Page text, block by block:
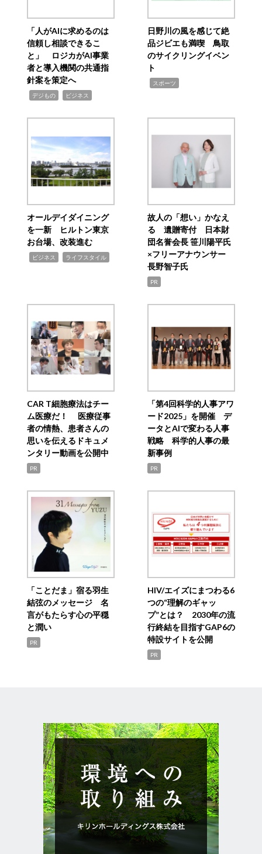
「人がAIに求めるのは
信頼し相談できるこ
と」 ロジカがAI事業
者と導入機関の共通指
針案を策定へ
デジもの ビジネス
日野川の風を感じて絶
品ジビエも満喫 鳥取
のサイクリングイベン
ト
スポーツ
オールデイダイニング
を一新 ヒルトン東京
お台場、改装進む
ビジネス ライフスタイル
故人の「想い」かなえ
る 遺贈寄付 日本財
団名誉会長 笹川陽平氏
×フリーアナウンサー
長野智子氏
PR
CAR T細胞療法はチー
ム医療だ！ 医療従事
者の情熱、患者さんの
思いを伝えるドキュメ
ンタリー動画を公開中
PR
「第4回科学的人事アワ
ード2025」を開催 デ
ータとAIで変わる人事
戦略 科学的人事の最
新事例
PR
「ことだま」宿る羽生
結弦のメッセージ 名
言がもたらす心の平穏
と潤い
PR
HIV/エイズにまつわる6
つの“理解のギャッ
プ”とは？ 2030年の流
行終結を目指すGAP6の
特設サイトを公開
PR